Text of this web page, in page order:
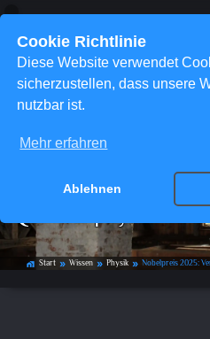
Cookie Richtlinie
Diese Website verwendet
sicherzustellen, dass unsere
nutzbar ist.
Mehr erfahren
Ablehnen
Nobelpreis 2025:
Quantenphysik
home_work Start double_arrow Wissen double_arrow Physik double_arrow Nobelpreis 2025: